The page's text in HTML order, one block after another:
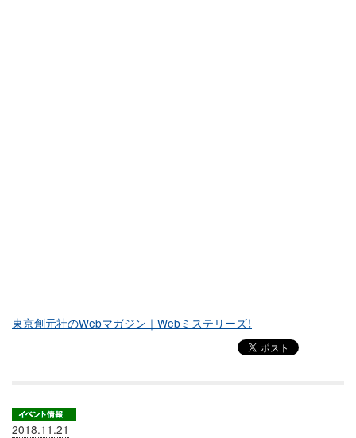
東京創元社のWebマガジン｜Webミステリーズ！
2018.11.21